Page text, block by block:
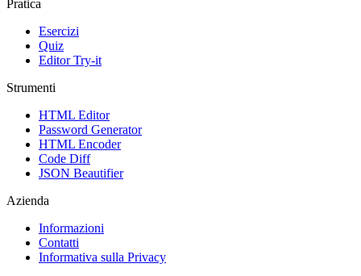
Pratica
Esercizi
Quiz
Editor Try-it
Strumenti
HTML Editor
Password Generator
HTML Encoder
Code Diff
JSON Beautifier
Azienda
Informazioni
Contatti
Informativa sulla Privacy